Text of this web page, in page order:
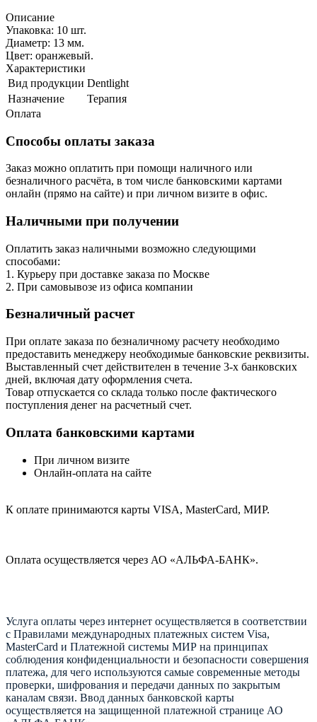
Описание
Упаковка: 10 шт.
Диаметр: 13 мм.
Цвет: оранжевый.
Характеристики
Вид продукции Dentlight
Назначение
Терапия
Оплата
Способы оплаты заказа
Заказ можно оплатить при помощи наличного или
безналичного расчёта, в том числе банковскими картами
онлайн (прямо на сайте) и при личном визите в офис.
Наличными при получении
Оплатить заказ наличными возможно следующими
способами:
1. Курьеру при доставке заказа по Москве
2. При самовывозе из офиса компании
Безналичный расчет
При оплате заказа по безналичному расчету необходимо
предоставить менеджеру необходимые банковские реквизиты.
Выставленный счет действителен в течение 3-х банковских
дней, включая дату оформления cчета.
Товар отпускается со склада только после фактического
поступления денег на расчетный счет.
Оплата банковскими картами
При личном визите
Онлайн-оплата на сайте
К оплате принимаются карты VISA, MasterCard, МИР.
Оплата осуществляется через АО «АЛЬФА-БАНК».
Услуга оплаты через интернет осуществляется в соответствии
с Правилами международных платежных систем Visa,
MasterCard и Платежной системы МИР на принципах
соблюдения конфиденциальности и безопасности совершения
платежа, для чего используются самые современные методы
проверки, шифрования и передачи данных по закрытым
каналам связи. Ввод данных банковской карты
осуществляется на защищенной платежной странице АО